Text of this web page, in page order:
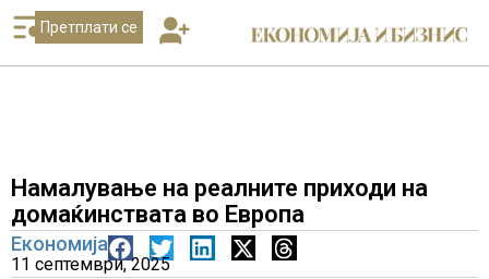
Претплати се
Намалување на реалните приходи на
домаќинствата во Европа
Економија
11 септември, 2025